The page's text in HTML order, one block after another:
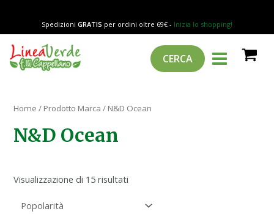
contenuto
Spedizioni GRATIS per ordini oltre 69€ - Inizia lo shopping!
CERCA
MAIN
MENU
Home / Prodotto Marca / N&D Ocean
N&D Ocean
Visualizzazione di 15 risultati